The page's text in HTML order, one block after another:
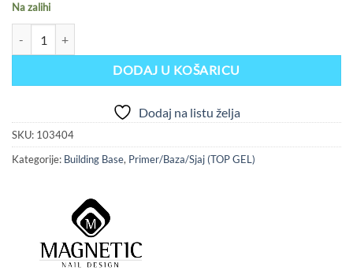
Na zalihi
DODAJ U KOŠARICU
Dodaj na listu želja
SKU: 103404
Kategorije: Building Base, Primer/Baza/Sjaj (TOP GEL)